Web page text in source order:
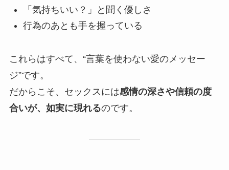
「気持ちいい？」と聞く優しさ
行為のあとも手を握っている
これらはすべて、“言葉を使わない愛のメッセー
ジ”です。
だからこそ、セックスには感情の深さや信頼の度
合いが、如実に現れるのです。